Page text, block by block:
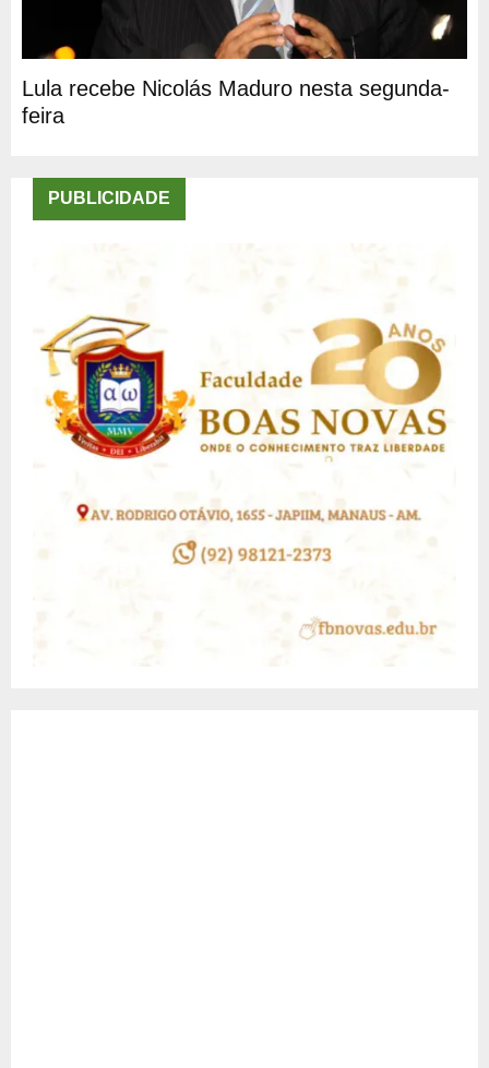
Lula recebe Nicolás Maduro nesta segunda-
feira
PUBLICIDADE